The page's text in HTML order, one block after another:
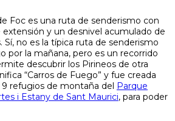
Foc es una ruta de senderismo con
y un desnivel acumulado de
no es la típica ruta de senderismo
por la mañana, pero es un recorrido
descubrir los Pirineos de otra
“Carros de Fuego” y fue creada
refugios de montaña del Parque
i Estany de Sant Maurici, para poder